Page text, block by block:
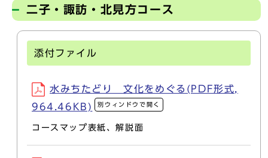
二子・諏訪・北見方コース
添付ファイル
水みちたどり 文化をめぐる(PDF形式,
964.46KB)
別ウィンドウで開く
コースマップ表紙、解説面